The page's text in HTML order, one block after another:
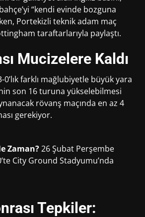
“kendi evinde bozguna
Portekizli teknik adam maç
taraftarlarıyla paylaştı.
Mucizelere Kaldı
0’lık farklı mağlubiyetle büyük yara
son 16 turuna yükselebilmesi
rövanş maçında en az 4
gerekiyor.
Zaman?26 Şubat Perşembe
City Ground Stadyumu’nda
Tepkiler: